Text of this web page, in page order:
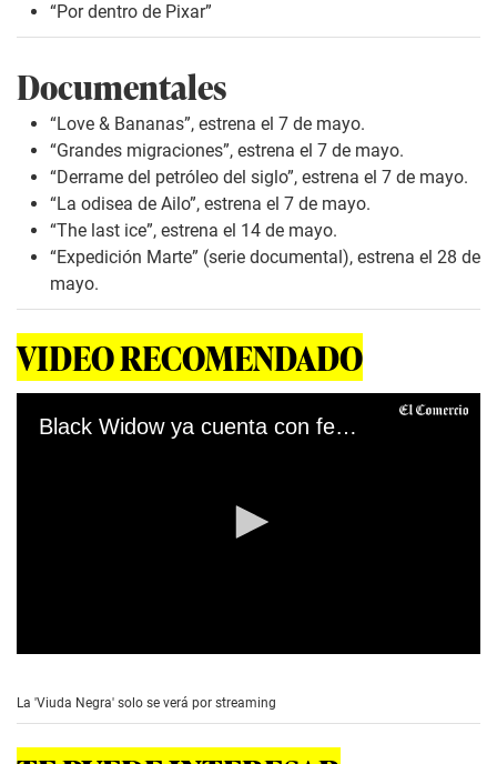
“Por dentro de Pixar”
Documentales
“Love & Bananas”, estrena el 7 de mayo.
“Grandes migraciones”, estrena el 7 de mayo.
“Derrame del petróleo del siglo”, estrena el 7 de mayo.
“La odisea de Ailo”, estrena el 7 de mayo.
“The last ice”, estrena el 14 de mayo.
“Expedición Marte” (serie documental), estrena el 28 de
mayo.
VIDEO RECOMENDADO
Black Widow ya cuenta con fecha de estreno
e
n
La 'Viuda Negra' solo se verá por streaming